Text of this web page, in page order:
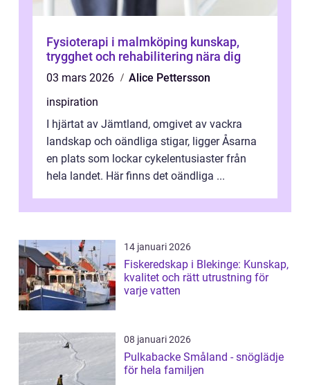
Fysioterapi i malmköping kunskap,
trygghet och rehabilitering nära dig
03 mars 2026
Alice Pettersson
inspiration
I hjärtat av Jämtland, omgivet av vackra
landskap och oändliga stigar, ligger Åsarna
en plats som lockar cykelentusiaster från
hela landet. Här finns det oändliga ...
14 januari 2026
Fiskeredskap i Blekinge: Kunskap,
kvalitet och rätt utrustning för
varje vatten
08 januari 2026
Pulkabacke Småland - snöglädje
för hela familjen